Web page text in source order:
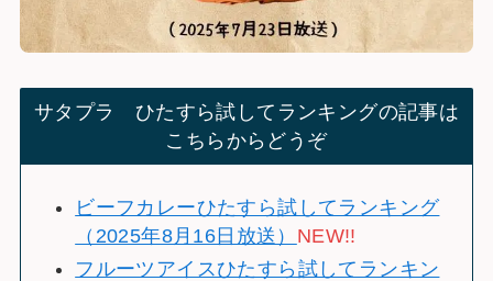
サタプラ ひたすら試してランキングの記事は
こちらからどうぞ
ビーフカレーひたすら試してランキング
（2025年8月16日放送） NEW!!
フルーツアイスひたすら試してランキン